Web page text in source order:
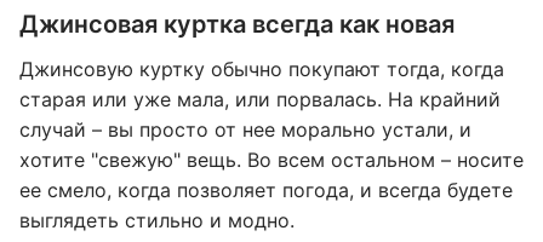
Джинсовая куртка всегда как новая
Джинсовую куртку обычно покупают тогда, когда
старая или уже мала, или порвалась. На крайний
случай – вы просто от нее морально устали, и
хотите "свежую" вещь. Во всем остальном – носите
ее смело, когда позволяет погода, и всегда будете
выглядеть стильно и модно.